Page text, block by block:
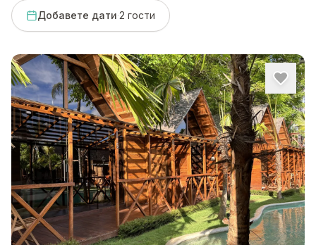
Добавете дати·2 гости